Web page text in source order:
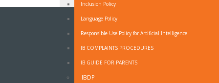
Inclusion Policy
Language Policy
Responsible Use Policy for Artificial Intelligence
IB COMPLAINTS PROCEDURES
IB GUIDE FOR PARENTS
IBDP
NEWSLETTER
prijavite se na naš Newsletter.